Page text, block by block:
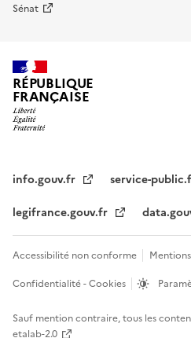
Sénat
RÉPUBLIQUE
FRANÇAISE
info.gouv.fr
service-
legifrance.gouv.fr
Accessibilité non conforme
Confidentialité - Cookies
Sauf mention contraire, tous les
etalab-2.0